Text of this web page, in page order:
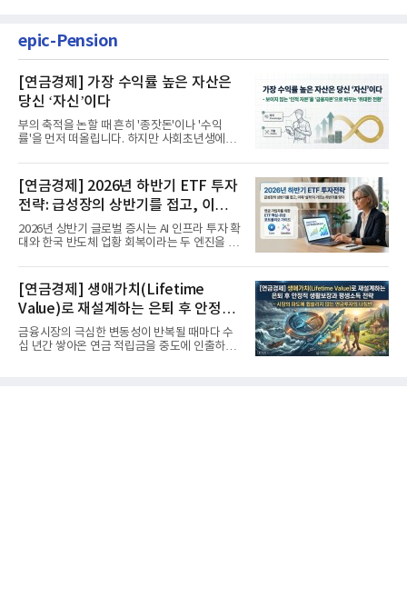
epic-Pension
[연금경제] 가장 수익률 높은 자산은
당신 ‘자신’이다
부의 축적을 논할 때 흔히 '종잣돈'이나 '수익
률'을 먼저 떠올립니다. 하지만 사회초년생에게
[연금경제] 2026년 하반기 ETF 투자
전략: 급성장의 상반기를 접고, 이제
'실적'이 가르는 하반기를 맞다
2026년 상반기 글로벌 증시는 AI 인프라 투자 확
대와 한국 반도체 업황 회복이라는 두 엔진을 달
[연금경제] 생애가치(Lifetime
Value)로 재설계하는 은퇴 후 안정적
생활보장과 평생소득 전략
금융시장의 극심한 변동성이 반복될 때마다 수
십 년간 쌓아온 연금 적립금을 중도에 인출하거